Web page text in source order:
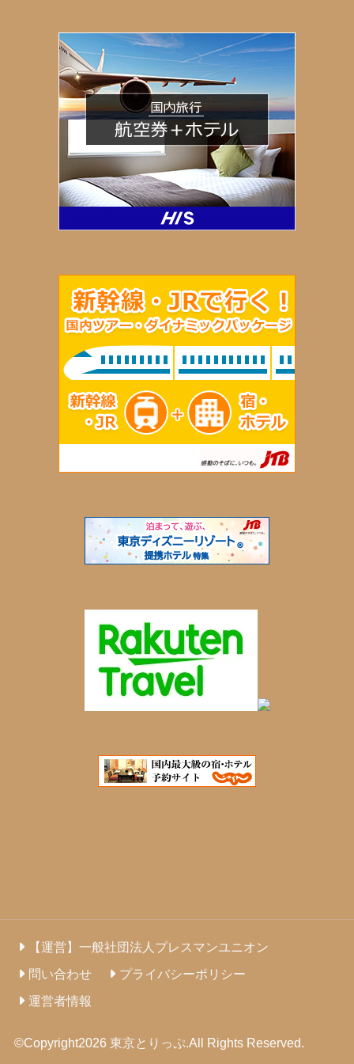
【運営】一般社団法人プレスマンユニオン
問い合わせ
プライバシーポリシー
運営者情報
©Copyright2026 東京とりっぷ.All Rights Reserved.